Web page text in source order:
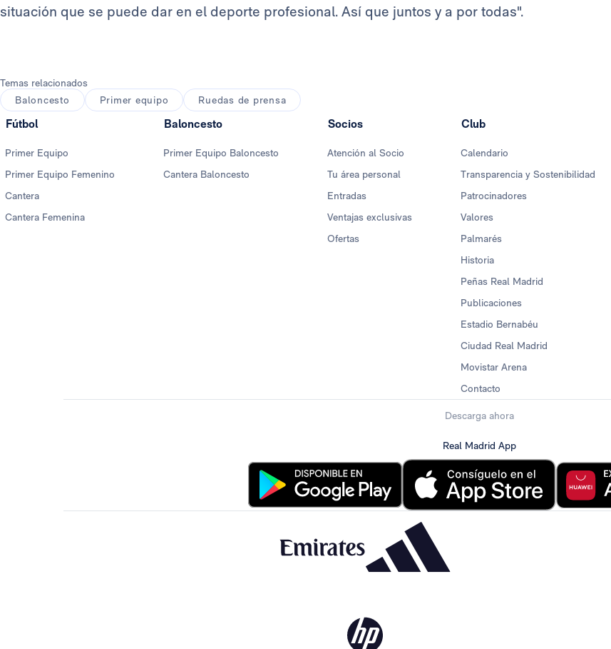
situación que se puede dar en el deporte profesional. Así que juntos y a por todas".
Temas relacionados
Baloncesto
Primer equipo Ruedas de prensa
Fútbol
Primer Equipo
Primer Equipo Femenino
Cantera
Cantera Femenina
Baloncesto
Primer Equipo Baloncesto
Cantera Baloncesto
Socios
Atención al Socio
Tu área personal
Entradas
Ventajas exclusivas
Ofertas
Club
Calendario
Transparencia y Sostenibilidad
Patrocinadores
Valores
Palmarés
Historia
Peñas Real Madrid
Publicaciones
Estadio Bernabéu
Ciudad Real Madrid
Movistar Arena
Contacto
Descarga ahora
Real Madrid App